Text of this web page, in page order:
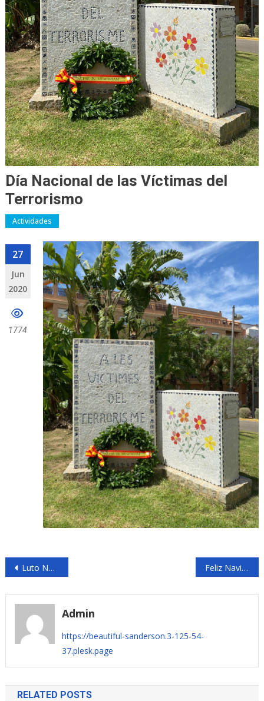
Día Nacional de las Víctimas del
Terrorismo
Actividades
27
Jun
2020
1774
Navegación
entradas
Luto Nacional Feliz Navidad
Admin
https://beautiful-sanderson.3-125-54-
37.plesk.page
RELATED POSTS